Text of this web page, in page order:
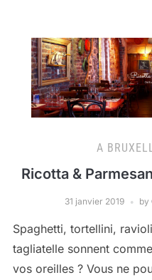
A
Ricotta &
31 janvier 2019 by
Spaghetti, tortellini,
tagliatelle sonnent
vos oreilles ? Vous ne